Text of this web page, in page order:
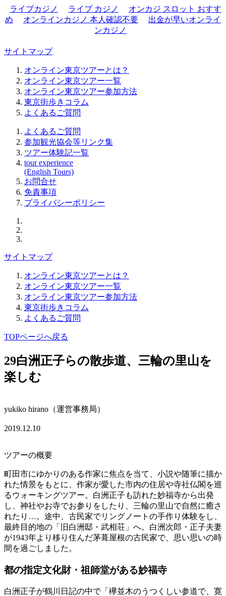
ライブカジノ ライブ カジノ
オンカジ スロット おすす
め
オンラインカジノ 本人確認不要
出金が早いオンライ
ンカジノ
サイトマップ
オンライン東京ツアーとは？
オンライン東京ツアー一覧
オンライン東京ツアー参加方法
東京街歩きコラム
よくあるご質問
よくあるご質問
参加観光協会等リンク集
ツアー体験記一覧
tour experience
(English Tours)
お問合せ
免責事項
プライバシーポリシー
サイトマップ
オンライン東京ツアーとは？
オンライン東京ツアー一覧
オンライン東京ツアー参加方法
東京街歩きコラム
よくあるご質問
TOPページへ戻る
29白洲正子らの散歩道、三輪の里山を
楽しむ
yukiko hirano（運営事務局）
2019.12.10
ツアーの概要
町田市にゆかりのある作家に焦点を当て、小説や随筆に描か
れた情景をもとに、作家が愛した市内の住居や寺社仏閣を巡
るウォーキングツアー。白洲正子も訪れた妙福寺から出発
し、神社やお寺でお参りをしたり、三輪の里山で自然に癒さ
れたり…。途中、古民家でリングノートの手作り体験をし、
最終目的地の「旧白洲邸・武相荘」へ。白洲次郎・正子夫妻
が1943年より移り住んだ茅葺屋根の古民家で、思い思いの時
間を過ごしました。
都の指定文化財・祖師堂がある妙福寺
白洲正子が鶴川日記の中で「欅並木のうつくしい参道で、寛